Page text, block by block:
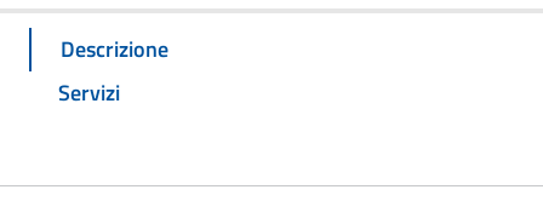
Descrizione
Servizi